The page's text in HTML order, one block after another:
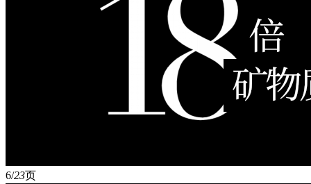
6/23页